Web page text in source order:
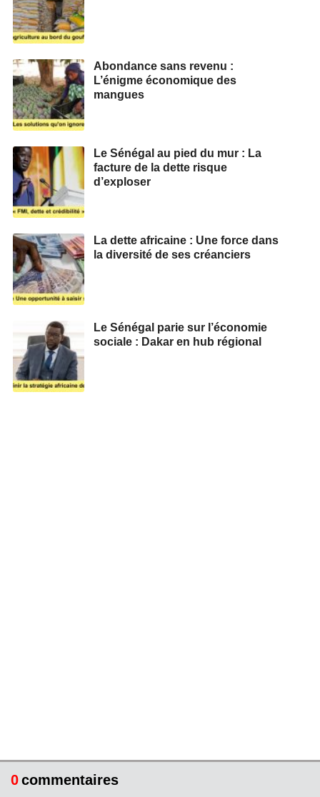
Abondance sans revenu :
L’énigme économique des
mangues
Le Sénégal au pied du mur : La
facture de la dette risque
d’exploser
La dette africaine : Une force dans
la diversité de ses créanciers
Le Sénégal parie sur l’économie
sociale : Dakar en hub régional
0commentaires